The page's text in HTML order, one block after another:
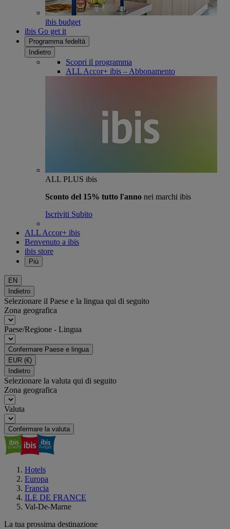
ibis budget
ibis Go get it
Programma fedeltà
Indietro
Scopri il programma
ALL Accor+ ibis – Abbonamento
ALL PLUS ibis
Sconto del 15% tutto l'anno nei marchi ibis
Iscriviti Subito
ALL Accor+ ibis
Benvenuto a ibis
ibis store
Più
EN
Indietro
Selezionare il Paese e la lingua qui di seguito
Zona geografica
Paese/Regione - Lingua
Confermare Paese e lingua
EUR (€)
Indietro
Selezionare la valuta qui di seguito
Zona geografica
Valuta
Confermare la valuta
Hotels
Europa
Francia
ILE DE FRANCE
Val-De-Marne
La tua prossima destinazione